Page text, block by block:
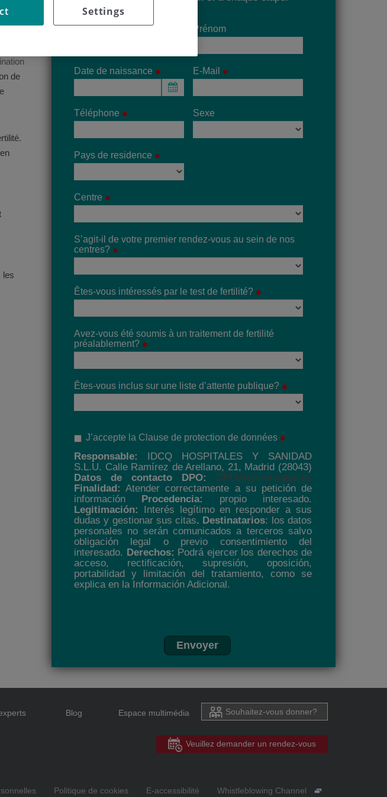
de
les
Nom Prénom
Date de naissance E-Mail
Téléphone Sexe
Pays de residence
Centre
S’agit-il de votre premier rendez-vous au sein de nos
centres?
Êtes-vous intéressés par le test de fertilité?
Avez-vous été soumis à un traitement de fertilité
préalablement?
Êtes-vous inclus sur une liste d’attente publique?
J’accepte la Clause de protection de données
Responsable:
IDCQ HOSPITALES Y SANIDAD
S.L.U. Calle Ramírez de Arellano, 21, Madrid (28043)
Datos de contacto DPO:
DPO@quironsalud.es
Finalidad: Atender correctamente a su petición de
información Procedencia:
propio interesado.
Legitimación:
Interés legítimo en responder a sus
dudas y gestionar sus citas. Destinatarios: los datos
personales no serán comunicados a terceros salvo
obligación legal o previo consentimiento del
interesado. Derechos: Podrá ejercer los derechos de
acceso, rectificación, supresión, oposición,
portabilidad y limitación del tratamiento, como se
explica en la Información Adicional.
Envoyer
Blog Espace multimédia Souhaitez-vous donner?
Veuillez demander un rendez-vous
Politique de cookies E-accessibilité Whistleblowing Channel
Settings